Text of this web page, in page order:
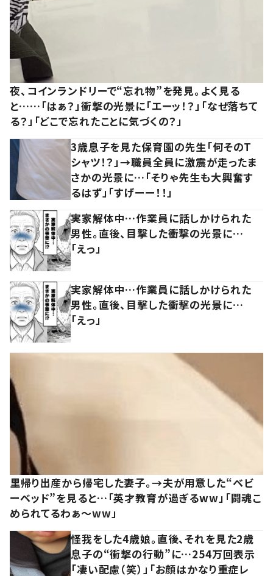
夜、コインランドリーで“忘れ物”を発見。よく見る
と……「はぁ？」衝撃の光景に「エーッ！？」「なぜ落ちて
る？」「どこで忘れたことに気づくの？」
3歳息子を見た保育園の先生「何そのT
シャツ！？」→職員全員に激震が走ったま
さかの光景に…「そりゃ先生も大興奮す
るはず」「すげーー！！」
実家解体中…作業員に話しかけられた
男性。直後、目撃した衝撃の光景に…
「えっ」
実家解体中…作業員に話しかけられた
男性。直後、目撃した衝撃の光景に…
「えっ」
里帰り出産から帰宅した妻子。→夫が用意した“ベビ
ーベッド”を見ると…「英才教育が過ぎるww」「闘魂こ
められてるわぁ～ww」
怪我をした4歳娘。直後、それを見た2歳
息子の“衝撃の行動”に…254万回表示
「凄い配慮（笑）」「お顔はかなり重症レ